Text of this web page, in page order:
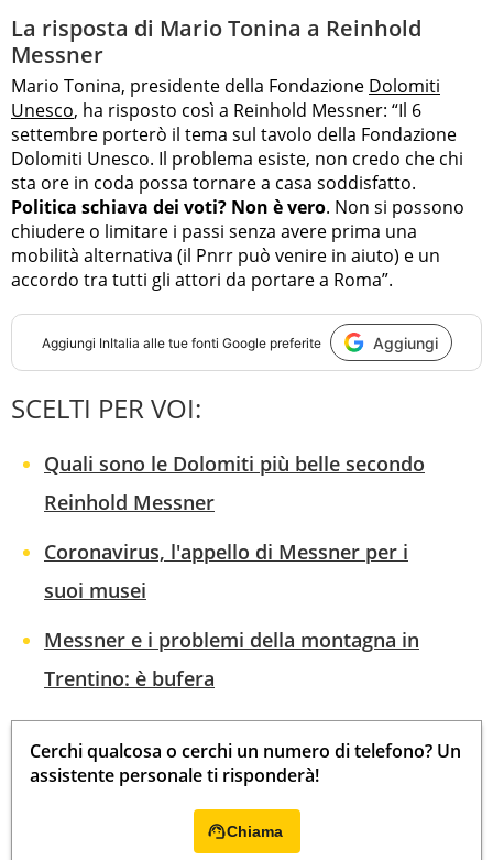
La risposta di Mario Tonina a Reinhold
Messner
Mario Tonina, presidente della Fondazione Dolomiti
Unesco, ha risposto così a Reinhold Messner: “Il 6
settembre porterò il tema sul tavolo della Fondazione
Dolomiti Unesco. Il problema esiste, non credo che chi
sta ore in coda possa tornare a casa soddisfatto.
Politica schiava dei voti? Non è vero. Non si possono
chiudere o limitare i passi senza avere prima una
mobilità alternativa (il Pnrr può venire in aiuto) e un
accordo tra tutti gli attori da portare a Roma”.
Aggiungi InItalia alle tue fonti Google preferite Aggiungi
SCELTI PER VOI:
Quali sono le Dolomiti più belle secondo
Reinhold Messner
Coronavirus, l'appello di Messner per i
suoi musei
Messner e i problemi della montagna in
Trentino: è bufera
Cerchi qualcosa o cerchi un numero di telefono? Un
assistente personale ti risponderà!
Chiama